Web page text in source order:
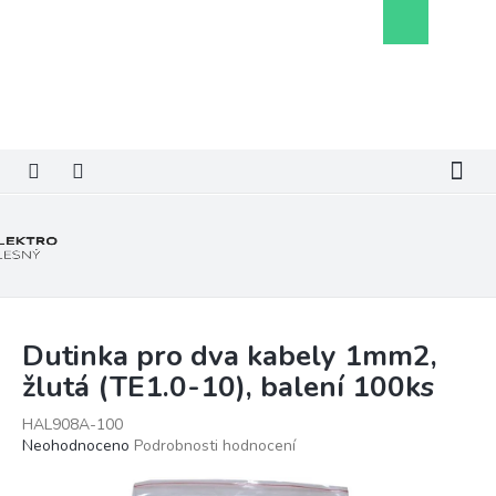
košík
Dutinka pro dva kabely 1mm2,
žlutá (TE1.0-10), balení 100ks
HAL908A-100
Průměrné
Neohodnoceno Podrobnosti hodnocení